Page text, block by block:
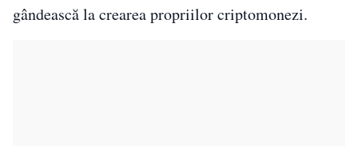
gândească la crearea propriilor criptomonezi.